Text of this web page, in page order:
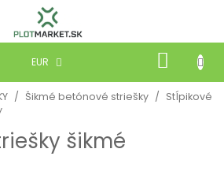
EUR
KOŠÍK
/ Šikmé betónové striešky / Stĺpikové
šikmé